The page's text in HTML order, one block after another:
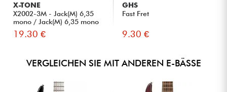
X-TONE
X2002-3M - Jack(M) 6,35
mono / Jack(M) 6,35 mono
S...
19.30 €
GHS
Fast Fret
9.30 €
VERGLEICHEN SIE MIT ANDEREN E-BÄSSE